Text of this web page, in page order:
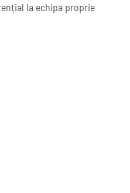
la echipa proprie